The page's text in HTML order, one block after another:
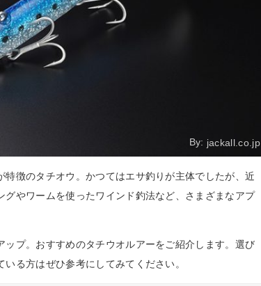
By: jackall.co.jp
徴のタチオウ。かつてはエサ釣りが主体でしたが、近
やワームを使ったワインド釣法など、さまざまなアプ
プ。おすすめのタチウオルアーをご紹介します。選び
る方はぜひ参考にしてみてください。